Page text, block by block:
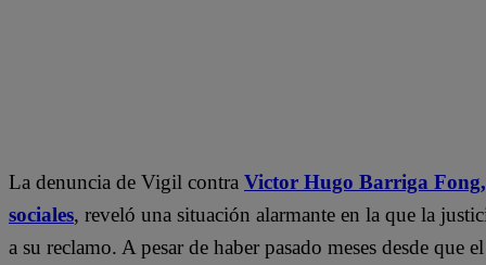
La denuncia de Vigil contra Victor Hugo Barriga Fong,
sociales, reveló una situación alarmante en la que la
a su reclamo. A pesar de haber pasado meses desde que